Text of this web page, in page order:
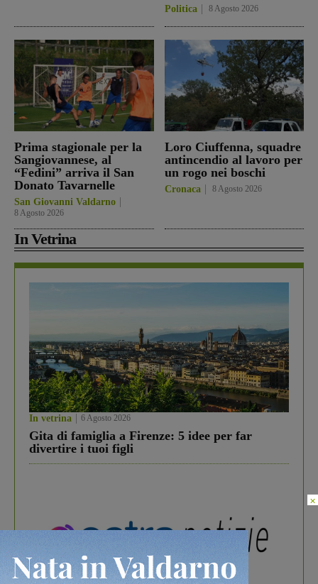
Politica 8 Agosto 2026
Prima stagionale per la
Sangiovannese, al
“Fedini” arriva il San
Donato Tavarnelle
San Giovanni Valdarno
8 Agosto 2026
Loro Ciuffenna, squadre
antincendio al lavoro per
un rogo nei boschi
Cronaca 8 Agosto 2026
In Vetrina
In vetrina 6 Agosto 2026
Gita di famiglia a Firenze: 5 idee per far
divertire i tuoi figli
×